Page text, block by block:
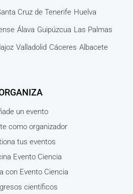
Cruz de Tenerife Huelva
Álava Guipúzcua Las Palmas
Valladolid Cáceres Albacete
un evento
como organizador
tus eventos
Evento Ciencia
con Evento Ciencia
científicos